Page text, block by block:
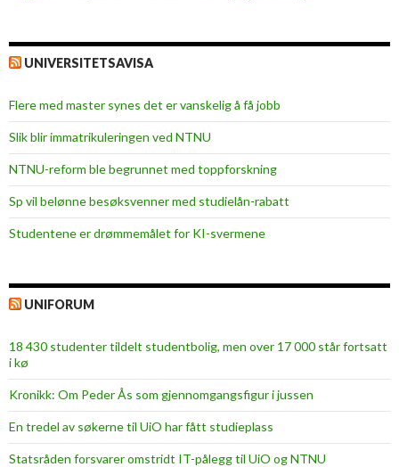
UNIVERSITETSAVISA
Flere med master synes det er vanskelig å få jobb
Slik blir immatrikuleringen ved NTNU
NTNU-reform ble begrunnet med toppforskning
Sp vil belønne besøksvenner med studielån-rabatt
Studentene er drømmemålet for KI-svermene
UNIFORUM
18 430 studenter tildelt studentbolig, men over 17 000 står fortsatt
i kø
Kronikk: Om Peder Ås som gjennomgangsfigur i jussen
En tredel av søkerne til UiO har fått studieplass
Statsråden forsvarer omstridt IT-pålegg til UiO og NTNU